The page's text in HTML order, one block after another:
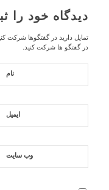
دیدگاه خود را
تمایل دارید در گفتگوها شرکت
در گفتگو ها شرکت کنید.
نام
ایمیل
وب‌ سایت